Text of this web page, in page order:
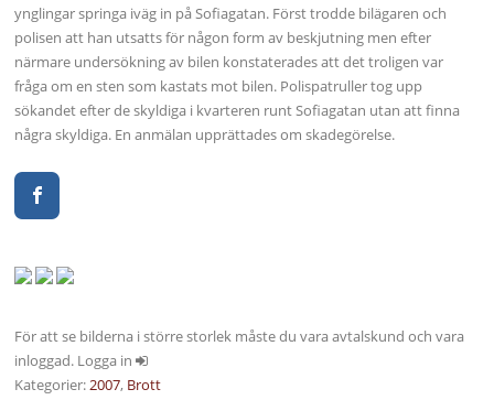
ynglingar springa iväg in på Sofiagatan. Först trodde bilägaren och
polisen att han utsatts för någon form av beskjutning men efter
närmare undersökning av bilen konstaterades att det troligen var
fråga om en sten som kastats mot bilen. Polispatruller tog upp
sökandet efter de skyldiga i kvarteren runt Sofiagatan utan att finna
några skyldiga. En anmälan upprättades om skadegörelse.
För att se bilderna i större storlek måste du vara avtalskund och vara
inloggad. Logga in
Kategorier:2007, Brott